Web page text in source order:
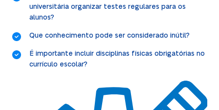
universitária organizar testes regulares para os
alunos?
Que conhecimento pode ser considerado inútil?
É importante incluir disciplinas físicas obrigatórias no
currículo escolar?